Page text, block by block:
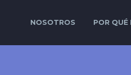
NOSOTROS POR QUÉ